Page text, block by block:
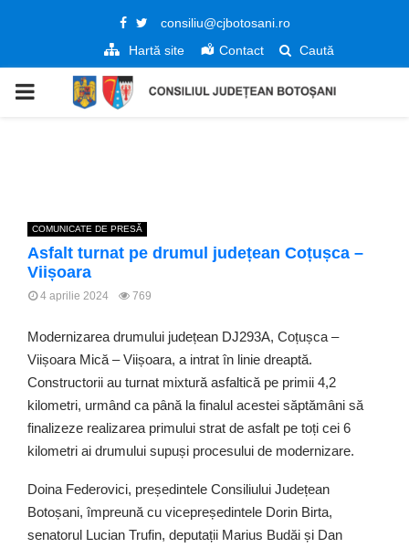
Facebook
Twitter
consiliu@cjbotosani.ro
Hartă site
Contact Caută
PRIMARY
COMUNICATE DE PRESĂ
Asfalt turnat pe drumul județean Coțușca –
Viișoara
4 aprilie 2024 769
Modernizarea drumului județean DJ293A, Coțușca –
Viișoara Mică – Viișoara, a intrat în linie dreaptă.
Constructorii au turnat mixtură asfaltică pe primii 4,2
kilometri, urmând ca până la finalul acestei săptămâni să
finalizeze realizarea primului strat de asfalt pe toți cei 6
kilometri ai drumului supuși procesului de modernizare.
Doina Federovici, președintele Consiliului Județean
Botoșani, împreună cu vicepreședintele Dorin Birta,
senatorul Lucian Trufin, deputații Marius Budăi și Dan